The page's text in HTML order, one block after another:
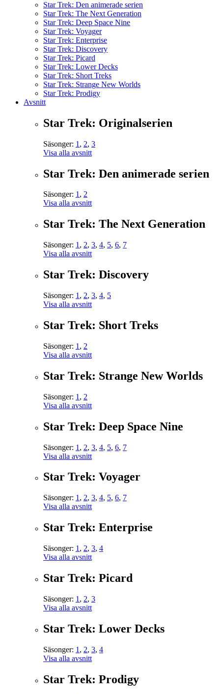
Star Trek: Den animerade serien
Star Trek: The Next Generation
Star Trek: Deep Space Nine
Star Trek: Voyager
Star Trek: Enterprise
Star Trek: Discovery
Star Trek: Picard
Star Trek: Lower Decks
Star Trek: Short Treks
Star Trek: Strange New Worlds
Star Trek: Prodigy
Avsnitt
Star Trek: Originalserien
Säsonger: 1 , 2, 3
Visa alla avsnitt
Star Trek: Den animerade serien
Säsonger: 1, 2
Visa alla avsnitt
Star Trek: The Next Generation
Säsonger: 1 , 2, 3, 4, 5, 6, 7
Visa alla avsnitt
Star Trek: Discovery
Säsonger: 1 , 2, 3, 4, 5
Visa alla avsnitt
Star Trek: Short Treks
Säsonger: 1 , 2
Visa alla avsnitt
Star Trek: Strange New Worlds
Säsonger: 1 , 2
Visa alla avsnitt
Star Trek: Deep Space Nine
Säsonger: 1 , 2, 3, 4, 5, 6, 7
Visa alla avsnitt
Star Trek: Voyager
Säsonger: 1 , 2, 3, 4, 5, 6, 7
Visa alla avsnitt
Star Trek: Enterprise
Säsonger: 1 , 2, 3, 4
Visa alla avsnitt
Star Trek: Picard
Säsonger: 1 , 2, 3
Visa alla avsnitt
Star Trek: Lower Decks
Säsonger: 1 , 2, 3, 4
Visa alla avsnitt
Star Trek: Prodigy